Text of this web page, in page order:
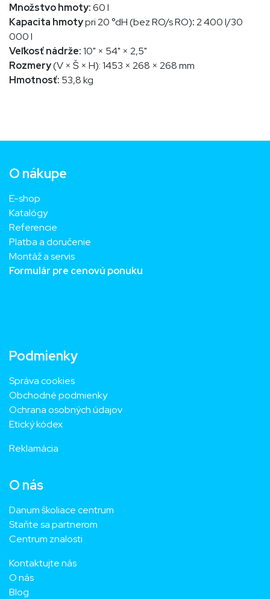
Množstvo hmoty:60 l
Kapacita hmotypri 20 °dH(bez RO/s RO):2 400 l/30
000 l
Veľkosť nádrže:10" × 54" × 2,5"
Rozmery(V × Š × H): 1453 × 268 × 268 mm
Hmotnosť: 53,8 kg
O nákupe
E-shop
Katalógy
Referencie
Platba a doručenie
Montáž a servis
Formulár pre cenovú ponuku
Podmienky
Správa cookies
Obchodné podmienky
Ochrana osobných údajov
Etický kódex
Reklamácia
O nás
Danum školiace centrum
Staňte sa partnerom
Centrum znalosti
Kontaktujte nás
O nás
Blog